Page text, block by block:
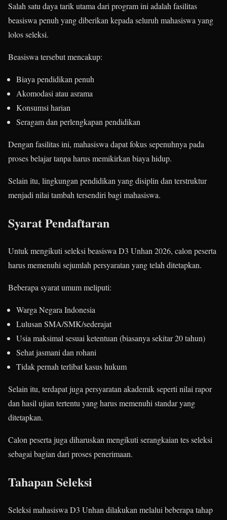
Salah satu daya tarik utama dari program ini adalah fasilitas
beasiswa penuh yang diberikan kepada seluruh mahasiswa yang
lolos seleksi.
Beasiswa tersebut mencakup:
Biaya pendidikan penuh
Akomodasi atau asrama
Konsumsi harian
Seragam dan perlengkapan pendidikan
Dengan fasilitas ini, mahasiswa dapat fokus sepenuhnya pada
proses belajar tanpa harus memikirkan biaya hidup.
Selain itu, lingkungan pendidikan yang disiplin dan terstruktur
menjadi nilai tambah tersendiri bagi mahasiswa.
Syarat Pendaftaran
Untuk mengikuti seleksi beasiswa D3 Unhan 2026, calon peserta
harus memenuhi sejumlah persyaratan yang telah ditetapkan.
Beberapa syarat umum meliputi:
Warga Negara Indonesia
Lulusan SMA/SMK/sederajat
Usia maksimal sesuai ketentuan (biasanya sekitar 20 tahun)
Sehat jasmani dan rohani
Tidak pernah terlibat kasus hukum
Selain itu, terdapat juga persyaratan akademik seperti nilai rapor
dan hasil ujian tertentu yang harus memenuhi standar yang
ditetapkan.
Calon peserta juga diharuskan mengikuti serangkaian tes seleksi
sebagai bagian dari proses penerimaan.
Tahapan Seleksi
Seleksi mahasiswa D3 Unhan dilakukan melalui beberapa tahap